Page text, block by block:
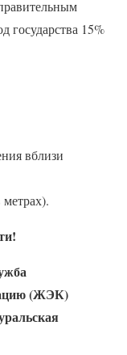
государства 15%
вблизи
метрах).
(ЖЭК)